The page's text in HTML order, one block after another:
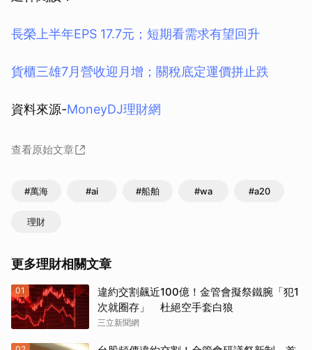
長榮上半年EPS 17.7元；短期看需求有望回升
貨櫃三雄7月營收迎月增；關稅底定運價拼止跌
資料來源-MoneyDJ理財網
查看原始文章
#萬海 #ai #船舶 #wa #a20
理財
更多理財相關文章
01
違約交割飆近100億！金管會擬祭鐵腕「犯1
次就圈存」 杜絕空手套白狼
三立新聞網